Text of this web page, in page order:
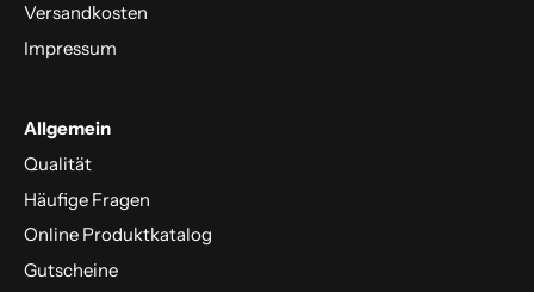
Versandkosten
Impressum
Allgemein
Qualität
Häufige Fragen
Online Produktkatalog
Gutscheine